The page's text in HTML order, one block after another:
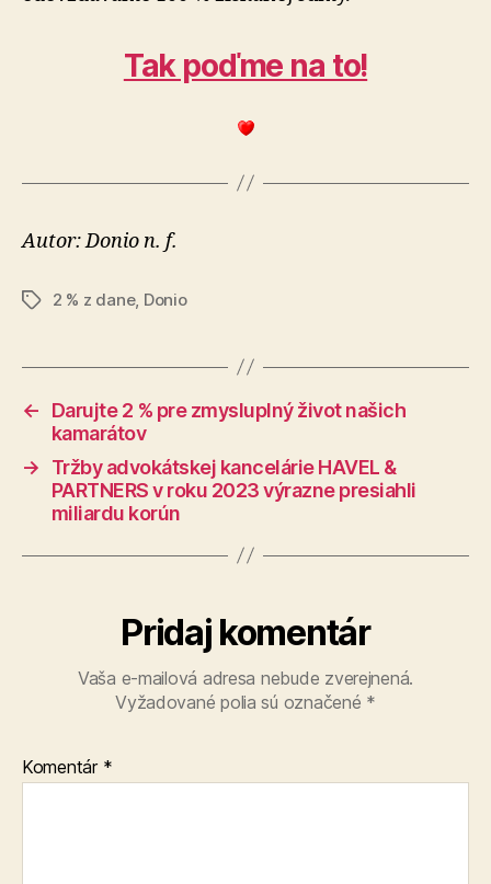
Tak poďme na to!
Autor: Donio n. f.
Značky2 % z dane, Donio
←
Darujte 2 % pre zmysluplný život našich
kamarátov
→
Tržby advokátskej kancelárie HAVEL &
PARTNERS v roku 2023 výrazne presiahli
miliardu korún
Pridaj komentár
Vaša e-mailová adresa nebude zverejnená.
Vyžadované polia sú označené *
Komentár *